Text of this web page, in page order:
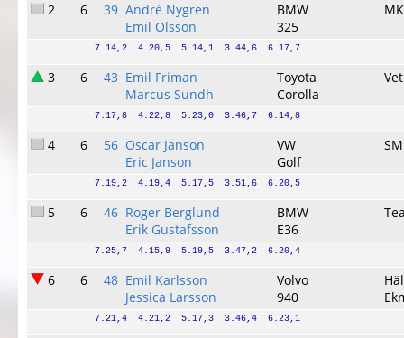
2 6 39 André Nygren
Emil Olsson
BMW
325
7.14,2  4.20,5  5.14,1  3.44,6  6.17,7
3 6 43 Emil Friman
Marcus Sundh
Toyota
Corolla
7.17,8  4.22,8  5.23,0  3.46,7  6.14,8
4 6 56 Oscar Janson
Eric Janson
VW
Golf
7.19,2  4.19,4  5.17,5  3.51,6  6.20,5
5 6 46 Roger Berglund
Erik Gustafsson
BMW
E36
7.25,7  4.15,9  5.19,5  3.47,2  6.20,4
6 6 48 Emil Karlsson
Jessica Larsson
Volvo
940
7.21,4  4.21,2  5.17,3  3.46,4  6.23,1